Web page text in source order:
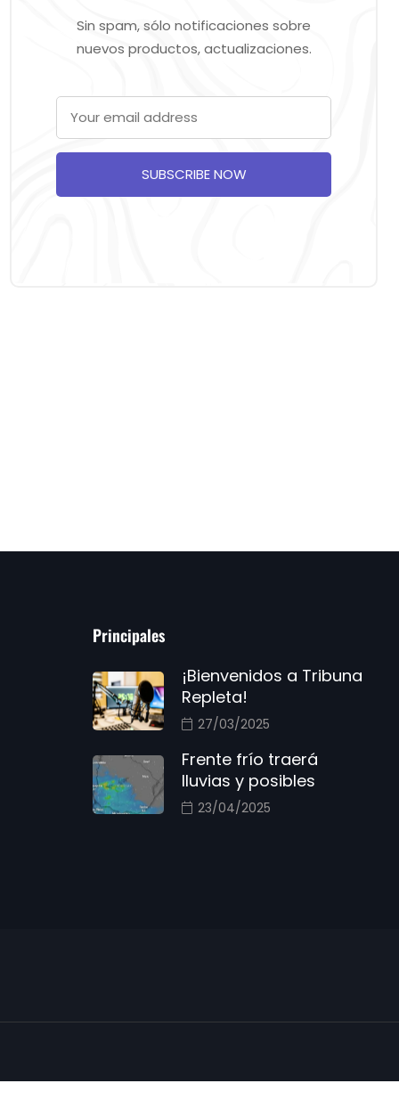
Sin spam, sólo notificaciones sobre
nuevos productos, actualizaciones.
SUBSCRIBE NOW
Principales
¡Bienvenidos a Tribuna
Repleta!
27/03/2025
Frente frío traerá
lluvias y posibles
23/04/2025